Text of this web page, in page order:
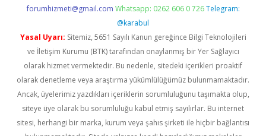
forumhizmeti@gmail.com Whatsapp: 0262 606 0 726 Telegram:
@karabul
Yasal Uyarı: Sitemiz, 5651 Sayılı Kanun gereğince Bilgi Teknolojileri
ve İletişim Kurumu (BTK) tarafından onaylanmış bir Yer Sağlayıcı
olarak hizmet vermektedir. Bu nedenle, sitedeki içerikleri proaktif
olarak denetleme veya araştırma yükümlülüğümüz bulunmamaktadır.
Ancak, üyelerimiz yazdıkları içeriklerin sorumluluğunu taşımakta olup,
siteye üye olarak bu sorumluluğu kabul etmiş sayılırlar. Bu internet
sitesi, herhangi bir marka, kurum veya şahıs şirketi ile hiçbir bağlantısı